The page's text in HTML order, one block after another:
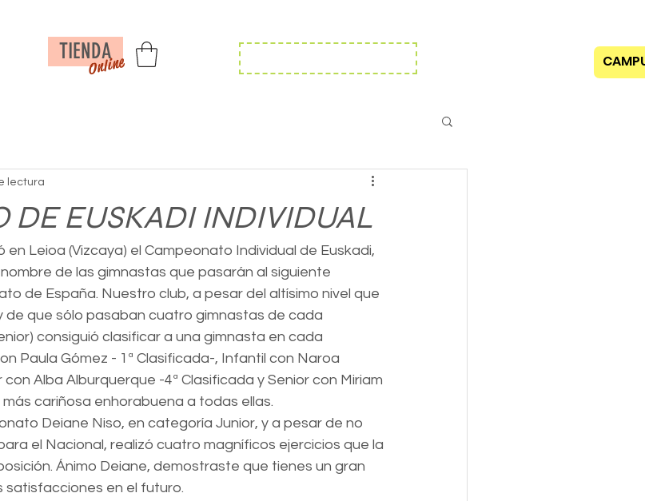
TIENDA
Online
DE EUSKADI INDIVIDUAL
lectura
en Leioa (Vizcaya) el Campeonato Individual de Euskadi,
de las gimnastas que pasarán al siguiente
de España. Nuestro club, a pesar del altísimo nivel que
de que sólo pasaban cuatro gimnastas de cada
consiguió clasificar a una gimnasta en cada
Paula Gómez - 1ª Clasificada-, Infantil con Naroa
Alba Alburquerque -4ª Clasificada y Senior con Miriam
cariñosa enhorabuena a todas ellas.
Deiane Niso, en categoría Junior, y a pesar de no
el Nacional, realizó cuatro magníficos ejercicios que la
Ánimo Deiane, demostraste que tienes un gran
satisfacciones en el futuro.